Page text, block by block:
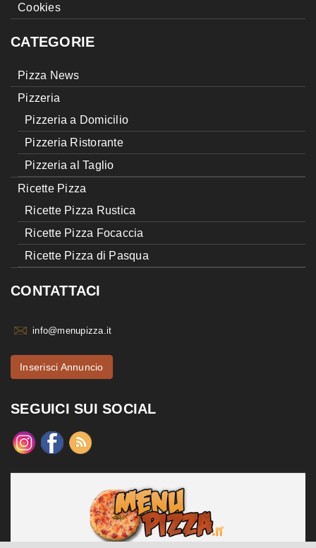
Cookies
CATEGORIE
Pizza News
Pizzeria
Pizzeria a Domicilio
Pizzeria Ristorante
Pizzeria al Taglio
Ricette Pizza
Ricette Pizza Rustica
Ricette Pizza Focaccia
Ricette Pizza di Pasqua
CONTATTACI
info@menupizza.it
Inserisci Annuncio
SEGUICI SUI SOCIAL